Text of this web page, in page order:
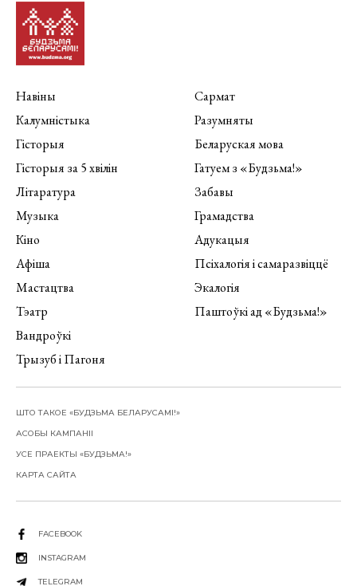
Навіны
Калумністыка
Гісторыя
Гісторыя за 5 хвілін
Літаратура
Музыка
Кіно
Афіша
Мастацтва
Тэатр
Вандроўкі
Трызуб і Пагоня
Сармат
Разумняты
Беларуская мова
Гатуем з «Будзьма!»
Забавы
Грамадства
Адукацыя
Псіхалогія і самаразвіццё
Экалогія
Паштоўкі ад «Будзьма!»
ШТО ТАКОЕ «БУДЗЬМА БЕЛАРУСАМІ!»
АСОБЫ КАМПАНІІ
УСЕ ПРАЕКТЫ «БУДЗЬМА!»
КАРТА САЙТА
FACEBOOK
INSTAGRAM
TELEGRAM